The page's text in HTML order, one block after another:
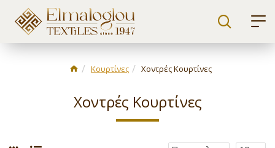
Κουρτίνες Χοντρές Κουρτίνες
Χοντρές Κουρτίνες